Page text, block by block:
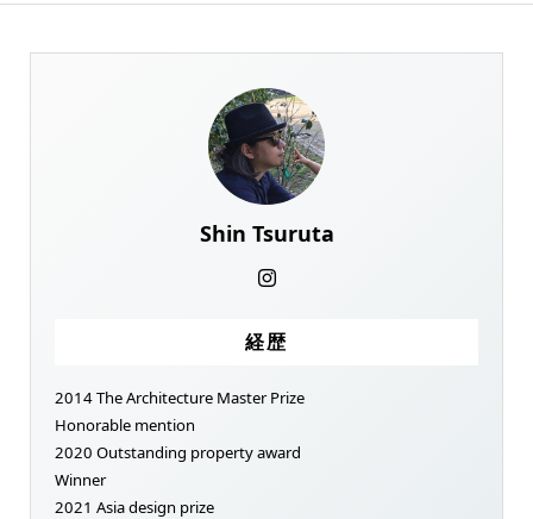
Shin Tsuruta
経歴
2014 The Architecture Master Prize
Honorable mention
2020 Outstanding property award
Winner
2021 Asia design prize